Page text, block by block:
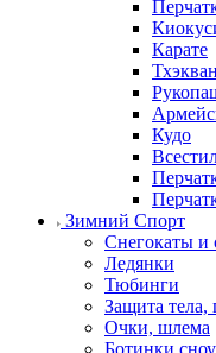
Карате
Кудо
Зимний Спорт
Снегокаты и
Ледянки
Тюбинги
Защита тела,
Очки, шлема
Ботинки